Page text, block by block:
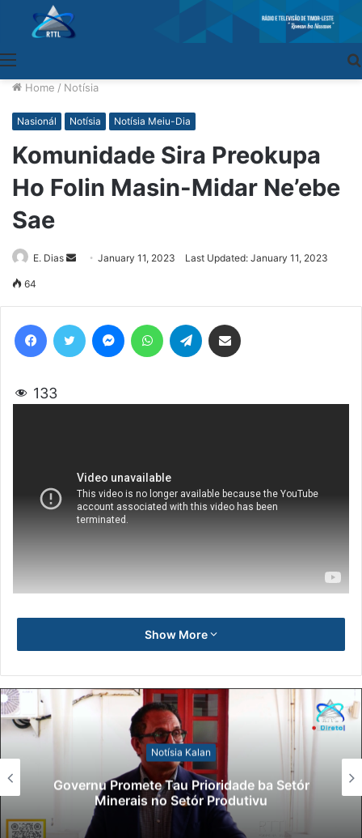
Home / Notísia
Nasionál Notísia Notísia Meiu-Dia
Komunidade Sira Preokupa
Ho Folin Masin-Midar Ne’ebe
Sae
E. Dias
SendJanuary 11, 2023 Last Updated: January 11, 2023
64
133
Show More
Notísia Kalan
Lei Siberseguransa Ajuda Autoridade
Polisiál Kaptura Autór Kriminozu ho
Paradeiru Iha Estranjeiru